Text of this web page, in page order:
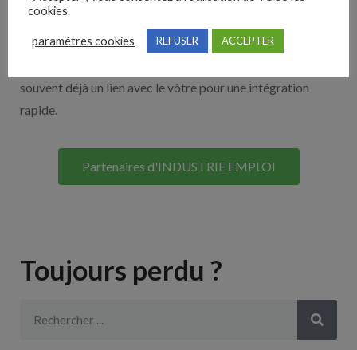
Découvrez nos partenaires ! Moteurs de recherches,
multidiffuseurs, sites payant… nombreux sont nos
souvent déjà un lien avec le vôtre pour une intégration
rapide.
Partenaires d'INDUSTRIE EMPLOI
Toujours perdu ?
cookies.
paramètres cookies REFUSER ACCEPTER